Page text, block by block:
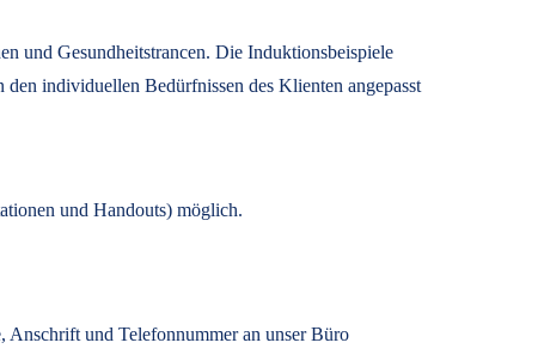
und Gesundheitstrancen. Die Induktionsbeispiele
individuellen Bedürfnissen des Klienten angepasst
und Handouts) möglich.
Anschrift und Telefonnummer an unser Büro